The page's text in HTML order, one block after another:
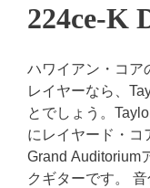
224ce-K
ハワイアン・コア
レイヤーなら、
とでしょう。
にレイヤード・コ
Grand Auditorium
クギターです。